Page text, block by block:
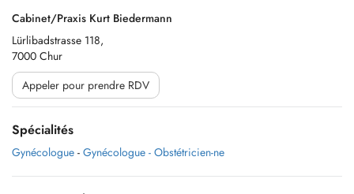
Cabinet/Praxis Kurt Biedermann
Lürlibadstrasse 118,
7000 Chur
Appeler pour prendre RDV
Spécialités
Gynécologue - Gynécologue - Obstétricien-ne